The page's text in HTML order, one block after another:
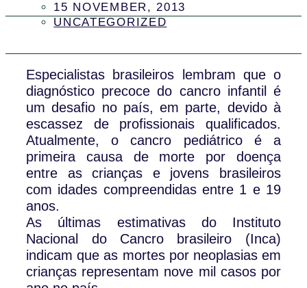
15 NOVEMBER, 2013
UNCATEGORIZED
Especialistas brasileiros lembram que o
diagnóstico precoce do cancro infantil é
um desafio no país, em parte, devido à
escassez de profissionais qualificados.
Atualmente, o cancro pediátrico é a
primeira causa de morte por doença
entre as crianças e jovens brasileiros
com idades compreendidas entre 1 e 19
anos.
As últimas estimativas do Instituto
Nacional do Cancro brasileiro (Inca)
indicam que as mortes por neoplasias em
crianças representam nove mil casos por